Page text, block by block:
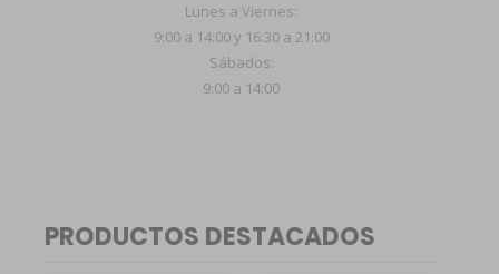
Lunes a Viernes:
9:00 a 14:00 y 16:30 a 21:00
Sábados:
9:00 a 14:00